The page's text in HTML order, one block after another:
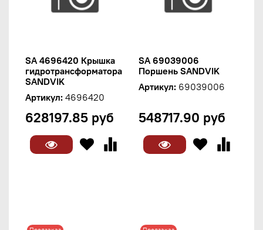
SA 4696420 Крышка
гидротрансформатора
SANDVIK
Артикул: 4696420
628197.85 руб
SA 69039006
Поршень SANDVIK
Артикул: 69039006
548717.90 руб